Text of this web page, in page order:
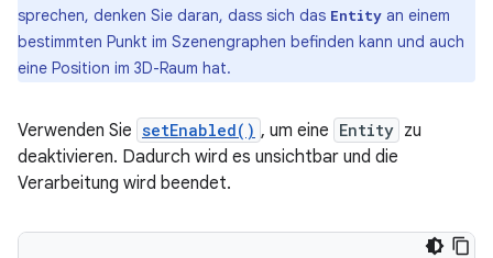
sprechen, denken Sie daran, dass sich das Entity an einem
bestimmten Punkt im Szenengraphen befinden kann und auch
eine Position im 3D-Raum hat.
Verwenden Sie setEnabled() , um eine Entity zu
deaktivieren. Dadurch wird es unsichtbar und die
Verarbeitung wird beendet.